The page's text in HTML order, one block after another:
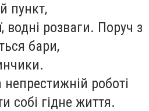
пункт,
водні розваги. Поруч з
бари,
непрестижній роботі
собі гідне життя.